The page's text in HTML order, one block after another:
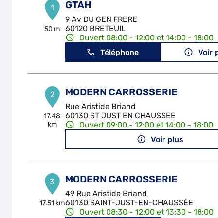
1
50 m
GTAH
9 Av DU GEN FRERE
60120 BRETEUIL
Ouvert 08:00 - 12:00 et 14:00 - 18:00
Téléphone
Voir
2
17.48
km
MODERN CARROSSERIE
Rue Aristide Briand
60130 ST JUST EN CHAUSSEE
Ouvert 09:00 - 12:00 et 14:00 - 18:00
Voir plus
3
17.51 km
MODERN CARROSSERIE
49 Rue Aristide Briand
60130 SAINT-JUST-EN-CHAUSSÉE
Ouvert 08:30 - 12:00 et 13:30 - 18:00